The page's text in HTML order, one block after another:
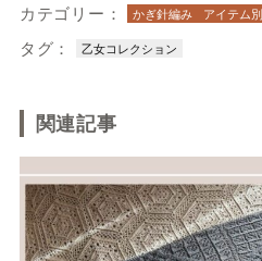
カテゴリー： かぎ針編み アイテム
タグ： 乙女コレクション
関連記事